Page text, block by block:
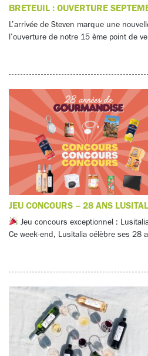
BRETEUIL : OUVERTURE
L’arrivée de Steven marque une
l’ouverture de notre 15 ème point de
JEU CONCOURS – 28 ANS
Jeu concours exceptionnel :
Ce week-end, Lusitalia célèbre ses 28